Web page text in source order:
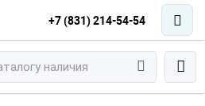
+7 (831) 214-54-54